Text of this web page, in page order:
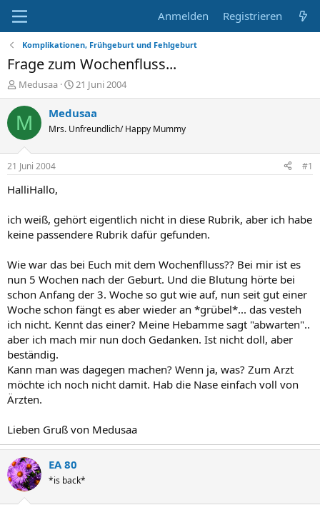
Anmelden Registrieren
Komplikationen, Frühgeburt und Fehlgeburt
Frage zum Wochenfluss...
E
r
s
t
e
r
Medusaa
E
r
s
e
t
21 Juni 2004
M Medusaa
Mrs. Unfreundlich/ Happy Mummy
21 Juni 2004 #1
HalliHallo,
ich weiß, gehört eigentlich nicht in diese Rubrik, aber ich habe
keine passendere Rubrik dafür gefunden.
Wie war das bei Euch mit dem Wochenflluss?? Bei mir ist es
nun 5 Wochen nach der Geburt. Und die Blutung hörte bei
schon Anfang der 3. Woche so gut wie auf, nun seit gut einer
Woche schon fängt es aber wieder an *grübel*... das vesteh
ich nicht. Kennt das einer? Meine Hebamme sagt "abwarten"..
aber ich mach mir nun doch Gedanken. Ist nicht doll, aber
beständig.
Kann man was dagegen machen? Wenn ja, was? Zum Arzt
möchte ich noch nicht damit. Hab die Nase einfach voll von
Ärzten.
Lieben Gruß von Medusaa
EA 80
*is back*